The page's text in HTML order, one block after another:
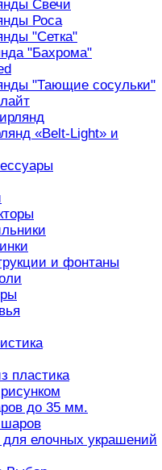
Свечи
Роса
"Сетка"
"Бахрома"
"Тающие сосульки"
«Belt-Light» и
и фонтаны
пластика
до 35 мм.
елочных украшений